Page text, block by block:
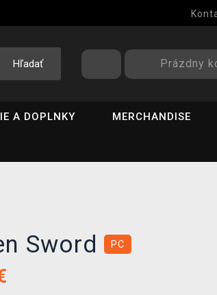
Hľadať Prázdny
A DOPLNKY MERCHANDISE
Sword PC